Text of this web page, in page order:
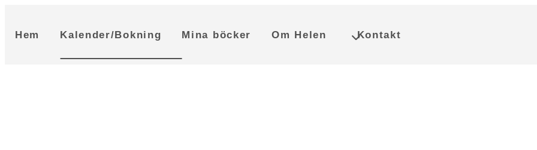
Hem Kalender/Bokning Mina böcker Om Helen Kontakt